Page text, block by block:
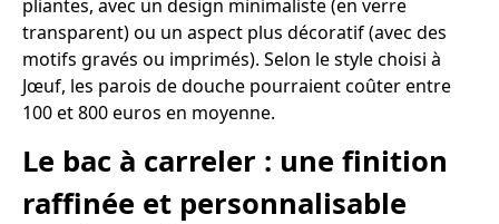
pliantes, avec un design minimaliste (en verre
transparent) ou un aspect plus décoratif (avec des
motifs gravés ou imprimés). Selon le style choisi à
Jœuf, les parois de douche pourraient coûter entre
100 et 800 euros en moyenne.
Le bac à carreler : une finition
raffinée et personnalisable